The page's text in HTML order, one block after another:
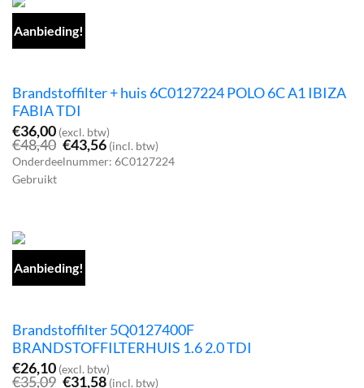
Aanbieding!
Brandstoffilter + huis 6C0127224 POLO 6C A1 IBIZA
FABIA TDI
€36,00 (excl. btw)
€48,40 Oorspronkelijke
prijs
€43,56Huidige
prijs
(incl. btw)
Onderdeelnummer: 6C0127224
Gebruikt
Aanbieding!
Brandstoffilter 5Q0127400F
BRANDSTOFFILTERHUIS 1.6 2.0 TDI
€26,10 (excl. btw)
€35,09 Oorspronkelijke
€31,58Huidige
(incl. btw)